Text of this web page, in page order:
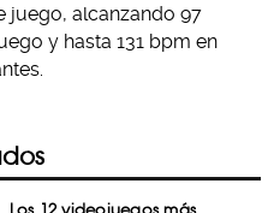
juego, alcanzando 97
y hasta 131 bpm en